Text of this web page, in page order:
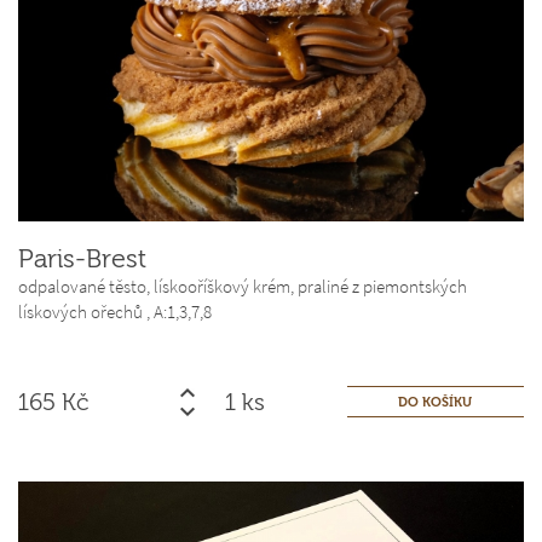
Paris-Brest
odpalované těsto, lískooříškový krém, praliné z piemontských
lískových ořechů ,A:1,3,7,8
165 Kč ks